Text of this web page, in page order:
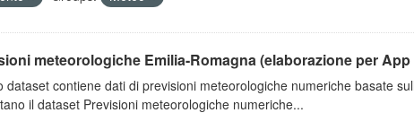
meteorologiche Emilia-Romagna (elaborazione per App
dataset contiene dati di previsioni meteorologiche numeriche basate
il dataset Previsioni meteorologiche numeriche...